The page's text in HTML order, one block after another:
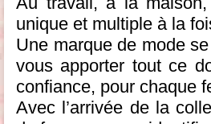
unique et multiple à la
Une marque de mode
vous apporter tout ce
confiance, pour chaque
Avec l’arrivée de la